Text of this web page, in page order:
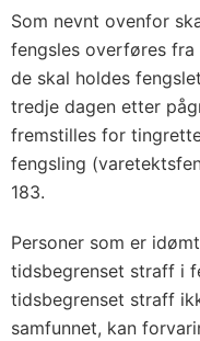
Som nevnt ovenfor
fengsles overføres
de skal holdes
tredje dagen etter
fremstilles for
fengsling
183.
Personer som er
tidsbegrenset straff i
tidsbegrenset straff
samfunnet, kan